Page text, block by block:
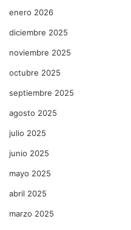
enero 2026
diciembre 2025
noviembre 2025
octubre 2025
septiembre 2025
agosto 2025
julio 2025
junio 2025
mayo 2025
abril 2025
marzo 2025